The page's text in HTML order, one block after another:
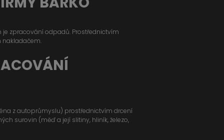
zpracování odpadů. Prostřednictvím
nakladačem.
z autoprůmyslu) prostřednictvím drcení
surovin (měď a její slitiny, hliník, železo,